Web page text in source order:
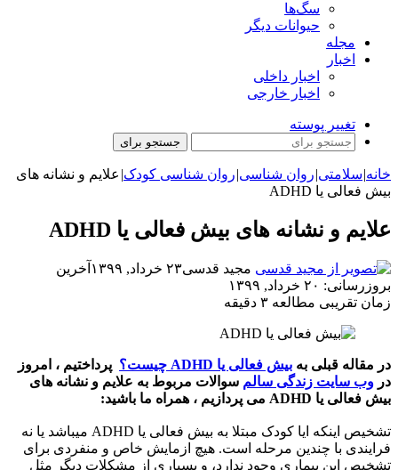
سگ‌ها
حیوانات دیگر
مجله
اخبار
اخبار داخلی
اخبار خارجی
تغییر پوسته
جستجو برای
خانه|سلامتی|روان شناسی|روان شناسی کودک| علایم و نشانه های
بیش فعالی یا ADHD
علایم و نشانه های بیش فعالی یا ADHD
مجید قدسی۲۳ خرداد, ۱۳۹۹
آخرین
بروزرسانی: ۲۰ خرداد, ۱۳۹۹
زمان تقریبی مطالعه ۳ دقیقه
در مقاله قبلی به بیش فعالی یا ADHD چیست؟
پرداختیم ، امروز
در وب سایت زندگی سالم سوالات مربوط به علایم و نشانه های
بیش فعالی یا ADHD می پردازیم ، همراه ما باشید:
تشخیص اینکه ایا کودک مبتلا به بیش فعالی یا ADHD میباشد یا نه
فرایندی با چندین مرحله است. هیچ ازمایش خاص و منفردی برای
تشخیص این بیماری وجود ندارد، و بسیاری از مشکلات دیگر مثل